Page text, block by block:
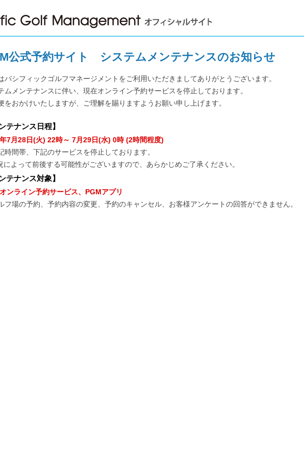
公式予約サイト システムメンテナンスのお知らせ
パシフィックゴルフマネージメントをご利用いただきましてありがとうございます。
ムメンテナンスに伴い、現在オンライン予約サービスを停止しております。
をおかけいたしますが、ご理解を賜りますようお願い申し上げます。
テナンス日程】
7月28日(火) 22時～ 7月29日(水) 0時(2時間程度)
時間帯、下記のサービスを停止しております。
よって前後する可能性がございますので、あらかじめご了承ください。
テナンス対象】
ンライン予約サービス、PGMアプリ
フ場の予約、予約内容の変更、予約のキャンセル、お客様アンケートの回答ができません。